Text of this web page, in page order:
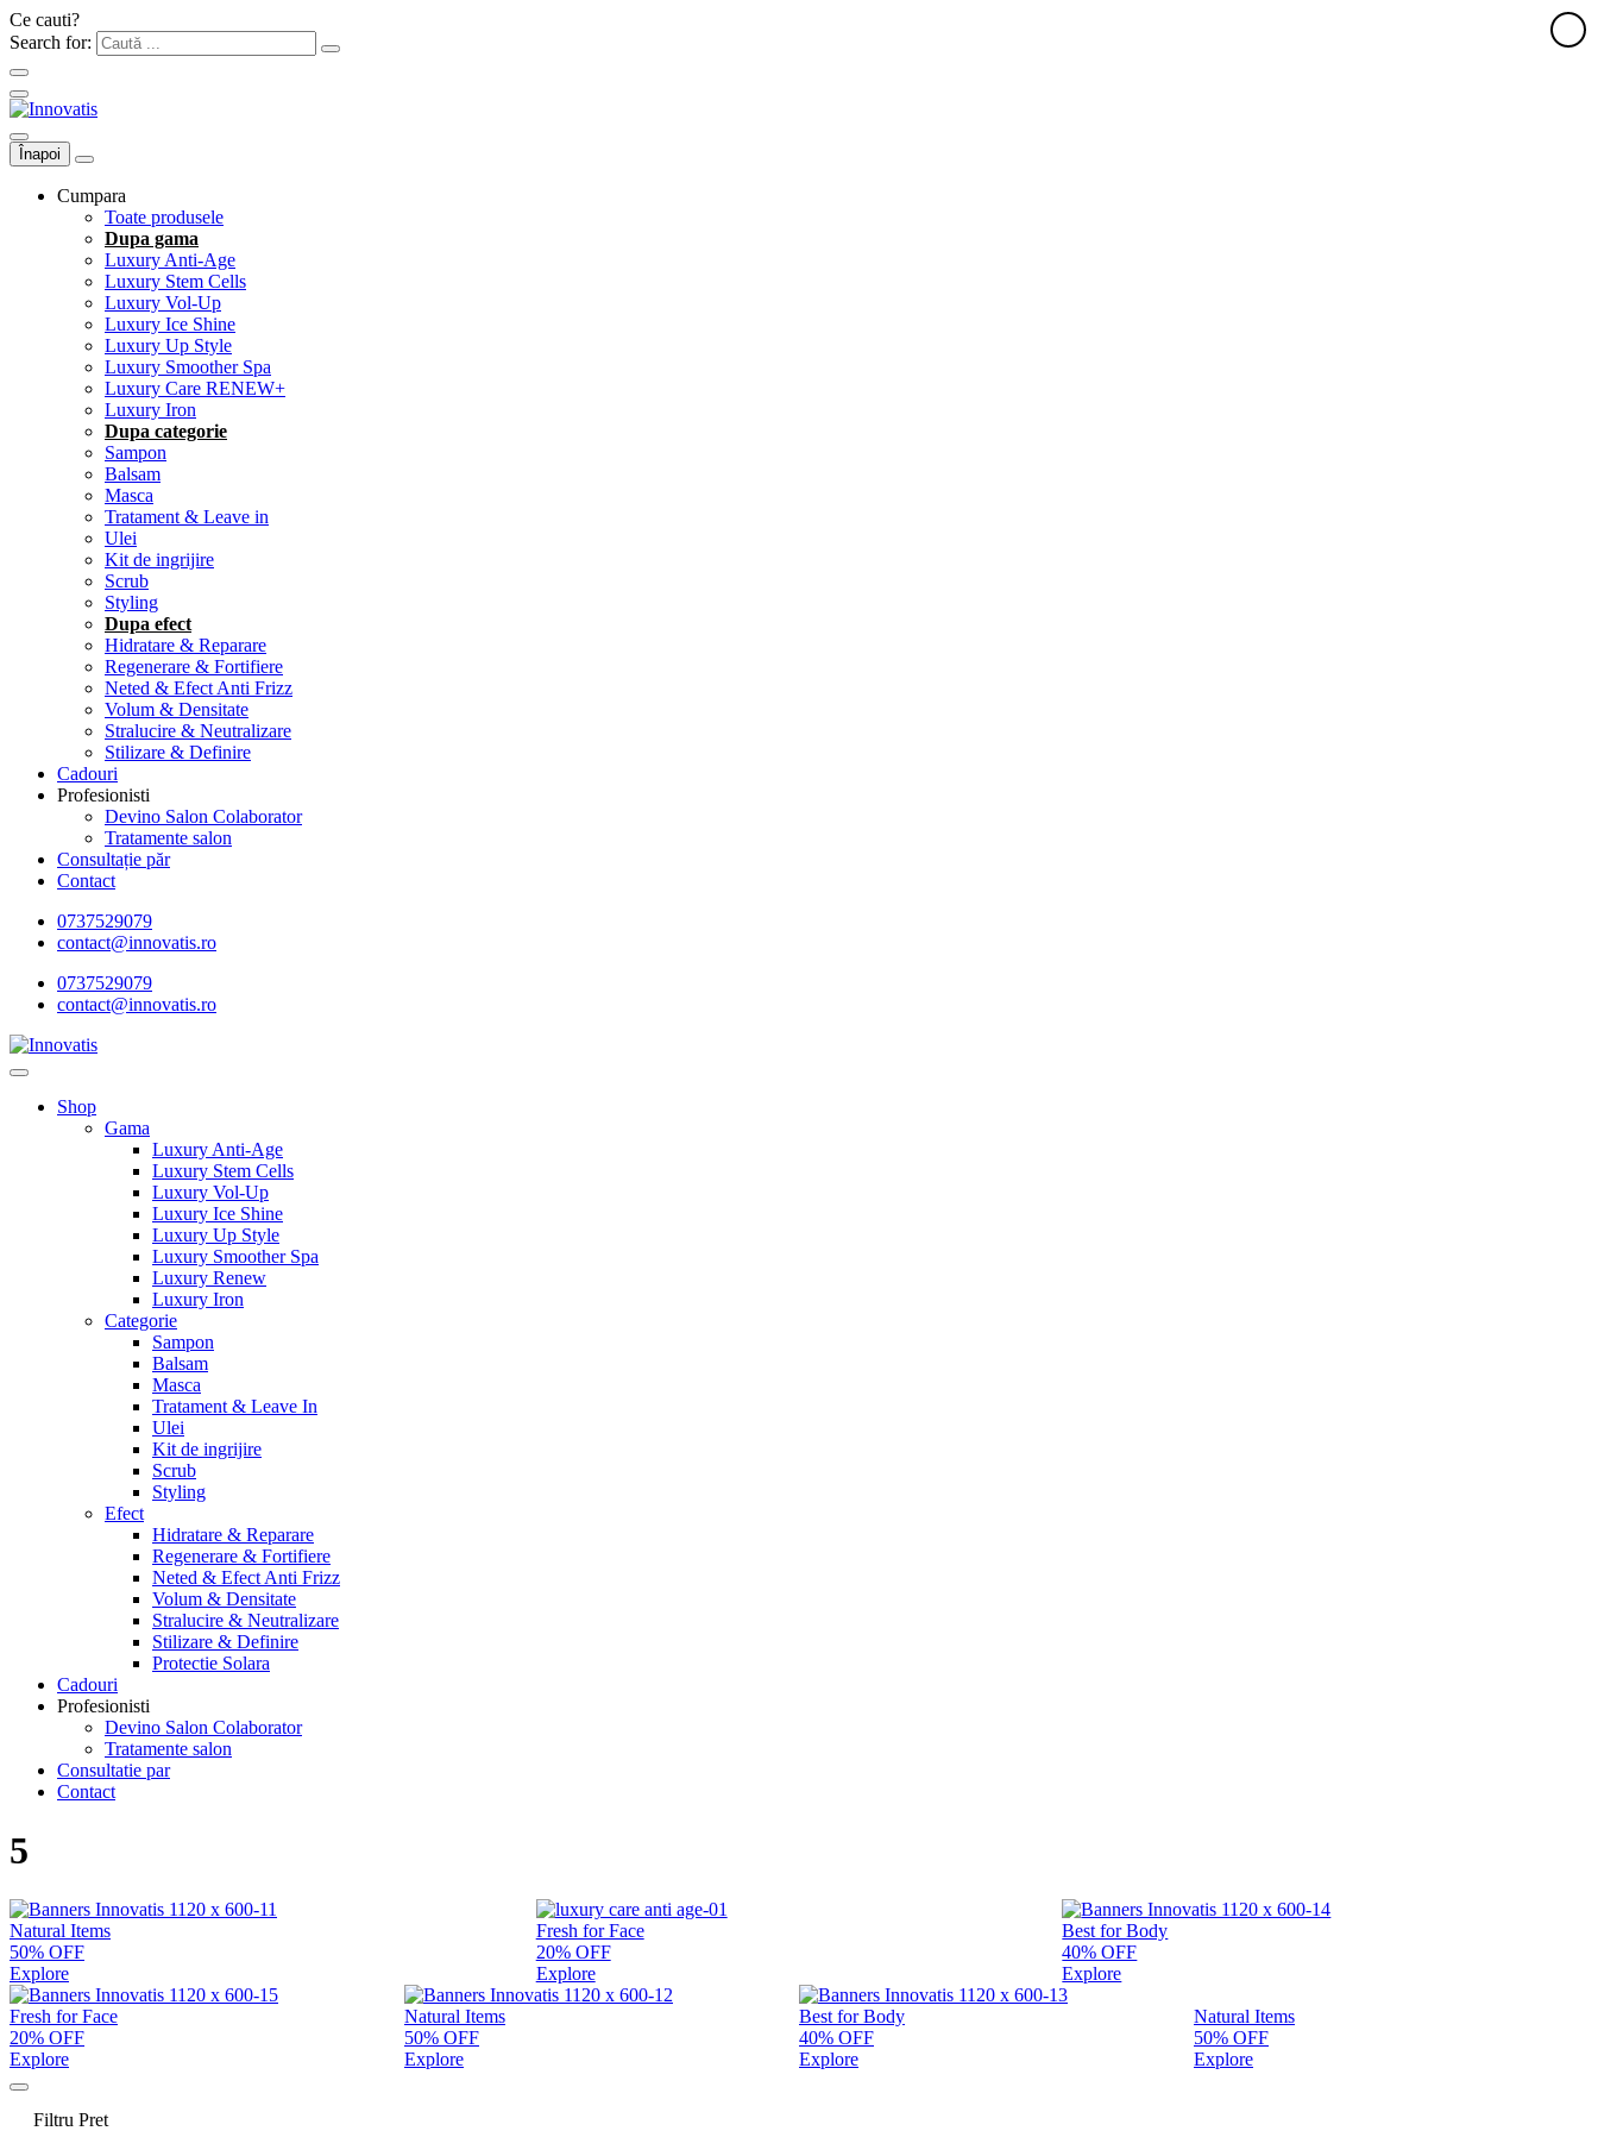
Ce cauti?
Search for:
Înapoi
Cumpara
Toate produsele
Dupa gama
Luxury Anti-Age
Luxury Stem Cells
Luxury Vol-Up
Luxury Ice Shine
Luxury Up Style
Luxury Smoother Spa
Luxury Care RENEW+
Luxury Iron
Dupa categorie
Sampon
Balsam
Masca
Tratament & Leave in
Ulei
Kit de ingrijire
Scrub
Styling
Dupa efect
Hidratare & Reparare
Regenerare & Fortifiere
Neted & Efect Anti Frizz
Volum & Densitate
Stralucire & Neutralizare
Stilizare & Definire
Cadouri
Profesionisti
Devino Salon Colaborator
Tratamente salon
Consultație păr
Contact
0737529079
contact@innovatis.ro
0737529079
contact@innovatis.ro
Shop
Gama
Luxury Anti-Age
Luxury Stem Cells
Luxury Vol-Up
Luxury Ice Shine
Luxury Up Style
Luxury Smoother Spa
Luxury Renew
Luxury Iron
Categorie
Sampon
Balsam
Masca
Tratament & Leave In
Ulei
Kit de ingrijire
Scrub
Styling
Efect
Hidratare & Reparare
Regenerare & Fortifiere
Neted & Efect Anti Frizz
Volum & Densitate
Stralucire & Neutralizare
Stilizare & Definire
Protectie Solara
Cadouri
Profesionisti
Devino Salon Colaborator
Tratamente salon
Consultatie par
Contact
5
Natural Items
50% OFF
Explore
Best for Body
40% OFF
Explore
Fresh for Face
20% OFF
Explore
Fresh for Face
20% OFF
Explore
Best for Body
40% OFF
Explore
Natural Items
50% OFF
Explore
Natural Items
50% OFF
Explore
Filtru Pret